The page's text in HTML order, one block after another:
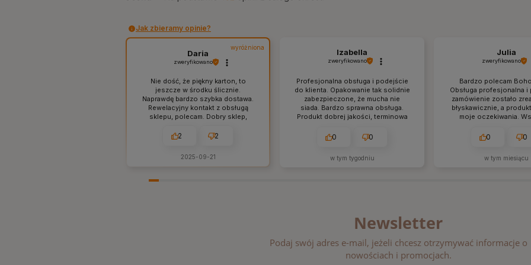
Jak zbieramy opinie?
wyróżniona
Daria
zweryfikowano
Nie dość, że piękny karton, to
jeszcze w środku ślicznie.
Naprawdę bardzo szybka dostawa.
Rewelacyjny kontakt z obsługą
sklepu, polecam. Dobry sklep,
naciągactwa. W sam raz dla mnie,
2 2
2025-09-21
Izabella
zweryfikowano
Profesjonalna obsługa i podejście
do klienta. Opakowanie tak solidnie
zabezpieczone, że mucha nie
siada. Bardzo sprawna obsługa.
Produkt dobrej jakości, terminowa
0 0
w tym tygodniu
Julia
zweryfikowano
Bardzo polecam
Obsługa profesjonalna i
zamówienie zostało
błyskawicznie, a
moje oczekiwania.
dokładnie tak, jak w
pewno wrócę tu po
0 0
w tym miesiącu
Newsletter
Podaj swój adres e-mail, jeżeli chcesz otrzymywać informacje o
nowościach i promocjach.